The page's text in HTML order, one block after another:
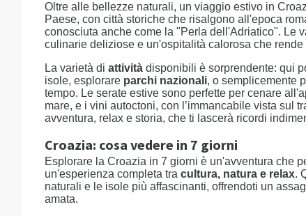
Oltre alle bellezze naturali, un viaggio estivo in
Paese, con città storiche che risalgono all'epoca
conosciuta anche come la "Perla dell'Adriatico". Le
culinarie deliziose e un'ospitalità calorosa che
La varietà di attività disponibili è sorprendente: qui
isole, esplorare parchi nazionali, o semplicemente
tempo. Le serate estive sono perfette per cenare
mare, e i vini autoctoni, con l’immancabile vista sul
avventura, relax e storia, che ti lascerà ricordi
Croazia: cosa vedere in 7 giorni
Esplorare la Croazia in 7 giorni è un'avventura che
un'esperienza completa tra cultura, natura e relax.
naturali e le isole più affascinanti, offrendoti un
amata.